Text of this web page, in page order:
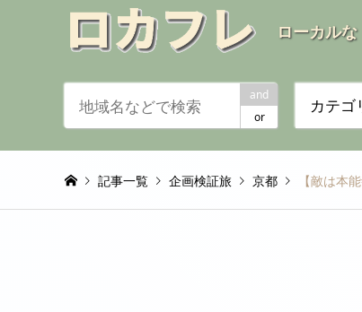
ローカル
and
or
カテゴ
記事一覧 企画検証旅 京都 【敵は本